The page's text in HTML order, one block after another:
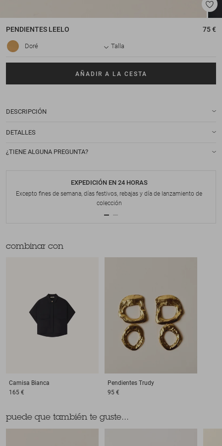
PENDIENTES LEELO 75 €
Doré Talla
AÑADIR A LA CESTA
DESCRIPCIÓN
DETALLES
¿TIENE ALGUNA PREGUNTA?
EXPEDICIÓN EN 24 HORAS
Excepto fines de semana, días festivos, rebajas y día de lanzamiento de
colección
combinar con
Camisa Bianca
165 €
Pendientes Trudy
95 €
puede que también te guste...